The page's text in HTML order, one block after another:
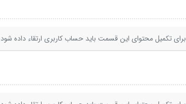
برای تکمیل محتوای این قسمت باید حساب کاربری ارتقاء داده